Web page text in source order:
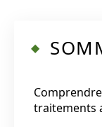
traitements